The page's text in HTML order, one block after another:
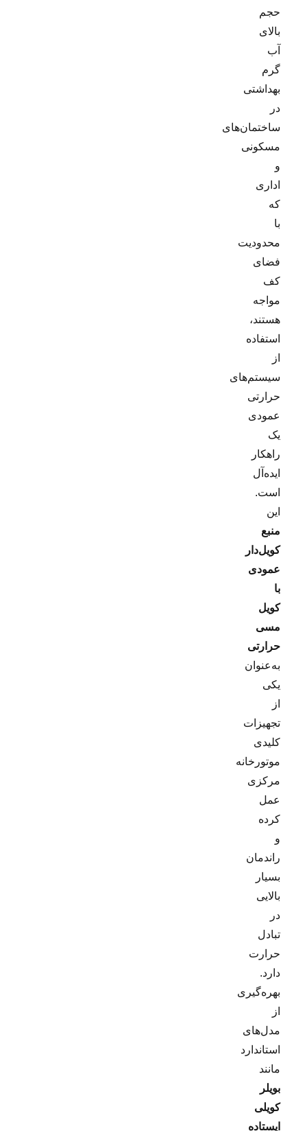
حجم
بالای
آب
گرم
بهداشتی
در
ساختمان‌های
مسکونی
و
اداری
که
با
محدودیت
فضای
کف
مواجه
هستند،
استفاده
از
سیستم‌های
حرارتی
عمودی
یک
راهکار
ایده‌آل
است.
این
منبع
کویل‌دار
عمودی
با
کویل
مسی
حرارتی
به‌عنوان
یکی
از
تجهیزات
کلیدی
موتورخانه
مرکزی
عمل
کرده
و
راندمان
بسیار
بالایی
در
تبادل
حرارت
دارد.
بهره‌گیری
از
مدل‌های
استاندارد
مانند
بویلر
کویلی
ایستاده